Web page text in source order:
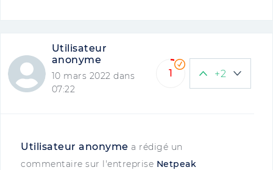
Utilisateur
anonyme
10 mars 2022 dans
07:22
1 +2
Utilisateur anonyme a rédigé un
commentaire sur l'entreprise Netpeak